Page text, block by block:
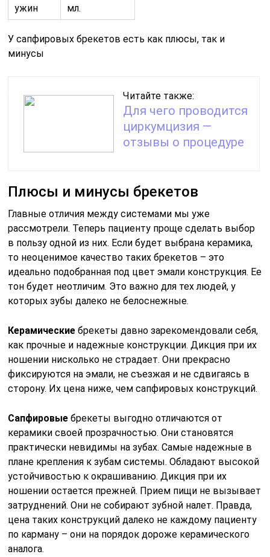
ужин
мл.
У сапфировых брекетов есть как плюсы, так и
минусы
Читайте также:
Для чего проводится
циркумцизия —
отзывы о процедуре
Плюсы и минусы брекетов
Главные отличия между системами мы уже
рассмотрели. Теперь пациенту проще сделать выбор
в пользу одной из них. Если будет выбрана керамика,
то неоценимое качество таких брекетов – это
идеально подобранная под цвет эмали конструкция. Ее
тон будет неотличим. Это важно для тех людей, у
которых зубы далеко не белоснежные.
Керамические брекеты давно зарекомендовали себя,
как прочные и надежные конструкции. Дикция при их
ношении нисколько не страдает. Они прекрасно
фиксируются на эмали, не съезжая и не сдвигаясь в
сторону. Их цена ниже, чем сапфировых конструкций.
Сапфировые брекеты выгодно отличаются от
керамики своей прозрачностью. Они становятся
практически невидимы на зубах. Самые надежные в
плане крепления к зубам системы. Обладают высокой
устойчивостью к окрашиванию. Дикция при их
ношении остается прежней. Прием пищи не вызывает
затруднений. Они не собирают зубной налет. Правда,
цена таких конструкций далеко не каждому пациенту
по карману – они на порядок дороже керамического
аналога.